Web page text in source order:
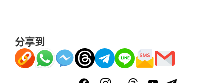
分享到